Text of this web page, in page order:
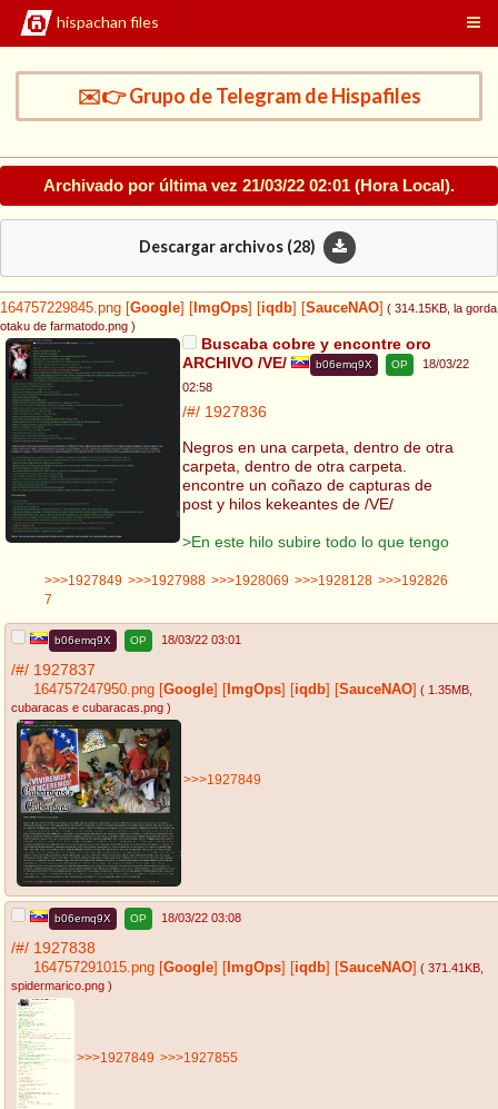
hispachan files
✉️👉 Grupo de Telegram de Hispafiles
Archivado por última vez 21/03/22 02:01 (Hora Local).
Descargar archivos (28)
164757229845.png Google ImgOps iqdb SauceNAO ( 314.15KB , la gorda
otaku de farmatodo.png )
Buscaba cobre y encontre oro
ARCHIVO /VE/
b06emq9X OP
18/03/22
02:58
/#/ 1927836
Negros en una carpeta, dentro de otra
carpeta, dentro de otra carpeta.
encontre un coñazo de capturas de
post y hilos kekeantes de /VE/
>En este hilo subire todo lo que tengo
>>>1927849 >>>1927988 >>>1928069 >>>1928128 >>>192826
7
b06emq9X OP 18/03/22 03:01
/#/ 1927837
164757247950.png Google ImgOps iqdb SauceNAO ( 1.35MB
cubaracas e cubaracas.png )
>>>1927849
b06emq9X OP 18/03/22 03:08
/#/ 1927838
164757291015.png Google ImgOps iqdb SauceNAO ( 371.41KB
spidermarico.png )
>>>1927849 >>>1927855